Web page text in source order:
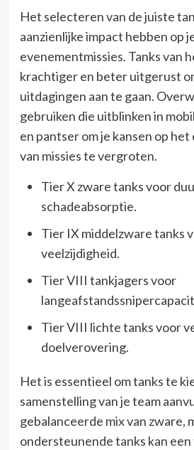
Het selecteren van de juiste
aanzienlijke impact hebben op
evenementmissies. Tanks van
krachtiger en beter uitgerust
uitdagingen aan te gaan.
gebruiken die uitblinken in
en pantser om je kansen op
van missies te vergroten.
Tier X zware tanks voor
schadeabsorptie.
Tier IX middelzware tanks
veelzijdigheid.
Tier VIII tankjagers voor
Tier VIII lichte tanks voor
doelverovering.
Het is essentieel om tanks te
samenstelling van je team
gebalanceerde mix van zware,
ondersteunende tanks kan